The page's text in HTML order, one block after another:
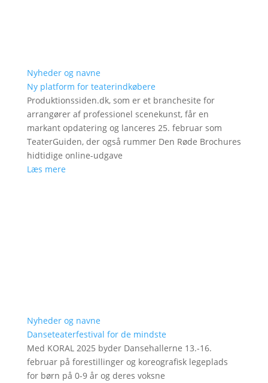
Nyheder og navne
Ny platform for teaterindkøbere
Produktionssiden.dk, som er et branchesite for
arrangører af professionel scenekunst, får en
markant opdatering og lanceres 25. februar som
TeaterGuiden, der også rummer Den Røde Brochures
hidtidige online-udgave
Læs mere
Nyheder og navne
Danseteaterfestival for de mindste
Med KORAL 2025 byder Dansehallerne 13.-16.
februar på forestillinger og koreografisk legeplads
for børn på 0-9 år og deres voksne